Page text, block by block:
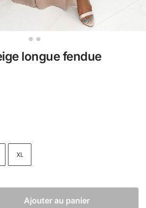
longue fendue
XL
Ajouter au panier